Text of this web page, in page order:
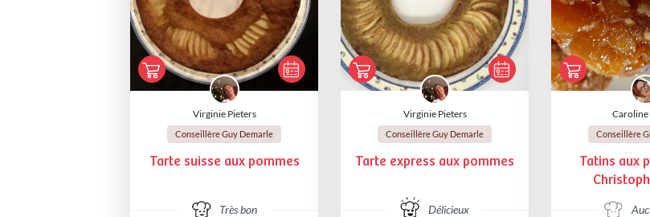
Virginie Pieters
Conseillère Guy Demarle
Tarte suisse aux pommes
Très bon
Virginie Pieters
Conseillère Guy Demarle
Tarte express aux pommes
Délicieux
Caroline
Conseillère
Tatins aux